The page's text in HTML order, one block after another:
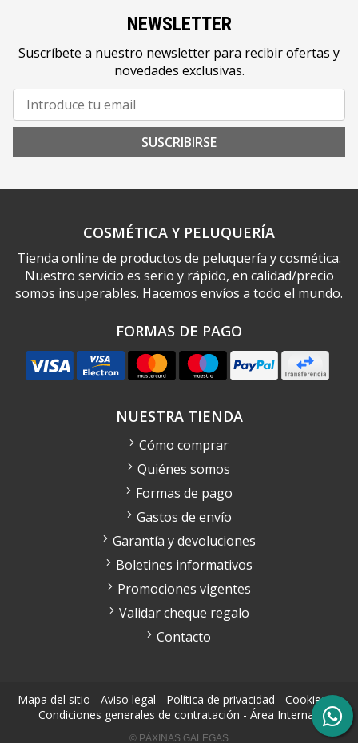
NEWSLETTER
Suscríbete a nuestro newsletter para recibir ofertas y
novedades exclusivas.
SUSCRIBIRSE
COSMÉTICA Y PELUQUERÍA
Tienda online de productos de peluquería y cosmética.
Nuestro servicio es serio y rápido, en calidad/precio
somos insuperables. Hacemos envíos a todo el mundo.
FORMAS DE PAGO
NUESTRA TIENDA
Cómo comprar
Quiénes somos
Formas de pago
Gastos de envío
Garantía y devoluciones
Boletines informativos
Promociones vigentes
Validar cheque regalo
Contacto
Mapa del sitio - Aviso legal - Política de privacidad - Cookies-
Condiciones generales de contratación - Área Interna
© PÁXINAS GALEGAS